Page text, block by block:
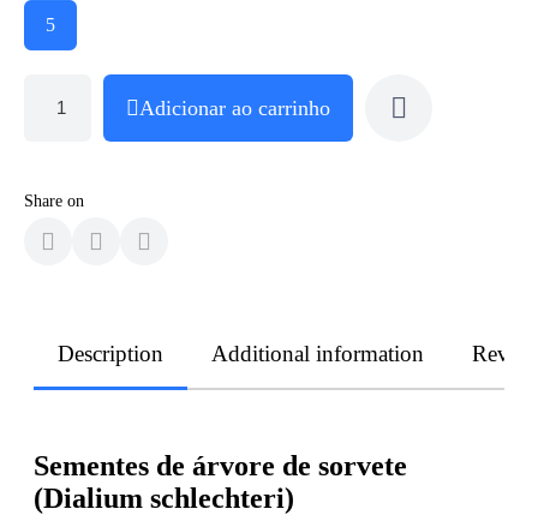
5
Adicionar ao carrinho
Share on
Description Additional information
Sementes de árvore de sorvete
(Dialium schlechteri)